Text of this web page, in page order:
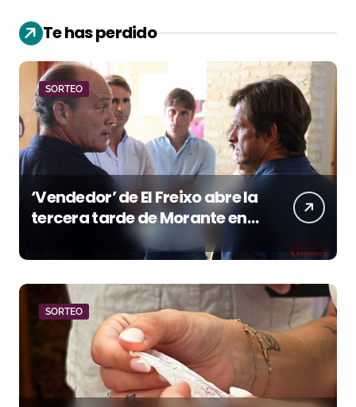
Te has perdido
SORTEO
‘Vendedor’ de El Freixo abre la
tercera tarde de Morante en
la temporada portuense
SORTEO